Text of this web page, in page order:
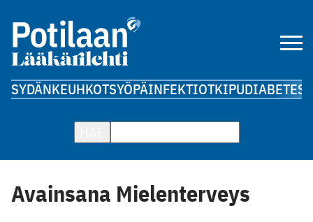
SYDÄNKEUHKOTSYÖPÄINFEKTIOTKIPUDIABETES
Avainsana Mielenterveys